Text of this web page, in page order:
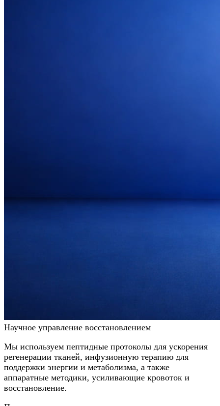
Научное управление восстановлением
Мы используем пептидные протоколы для ускорения
регенерации тканей, инфузионную терапию для
поддержки энергии и метаболизма, а также
аппаратные методики, усиливающие кровоток и
восстановление.